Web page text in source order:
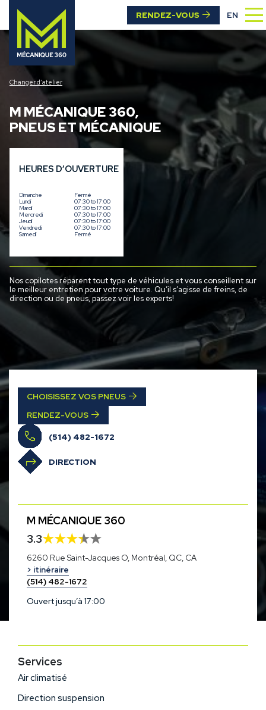
RENDEZ-VOUS EN
Changer d’atelier
M MÉCANIQUE 360,
PNEUS ET MÉCANIQUE
HEURES D’OUVERTURE
Dimanche
Fermé
Lundi
07:30 to 17:00
Mardi
07:30 to 17:00
Mercredi
07:30 to 17:00
Jeudi
07:30 to 17:00
Vendredi
07:30 to 17:00
Samedi
Fermé
Nos copilotes réparent tout type de véhicules et vous conseillent sur
le meilleur entretien pour votre voiture. Qu’il s’agisse de freins, de
direction ou de pneus, passez voir les experts!
CHOISISSEZ VOS PNEUS
RENDEZ-VOUS
(514) 482-1672
DIRECTION
M MÉCANIQUE 360
3.3
6260 Rue Saint-Jacques O, Montréal, QC, CA
> itinéraire
(514) 482-1672
Ouvert jusqu’à 17:00
Services
Air climatisé
Direction suspension